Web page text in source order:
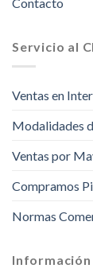
Contacto
Servicio al
Ventas en
Modalidades
Ventas por
Compramos
Normas
Información